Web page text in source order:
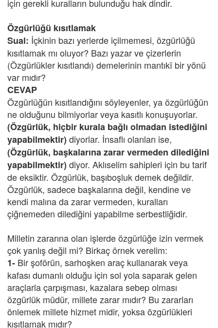
için gerekli kuralların bulunduğu hak dindir.
Özgürlüğü kısıtlamak
Sual: İçkinin bazı yerlerde içilmemesi, özgürlüğü
kısıtlamak mı oluyor? Bazı yazar ve çizerlerin
(Özgürlükler kısıtlandı) demelerinin mantıkî bir yönü
var mıdır?
CEVAP
Özgürlüğün kısıtlandığını söyleyenler, ya özgürlüğün
ne olduğunu bilmiyorlar veya kasıtlı konuşuyorlar.
(Özgürlük, hiçbir kurala bağlı olmadan istediğini
yapabilmektir) diyorlar. İnsaflı olanları ise,
(Özgürlük, başkalarına zarar vermeden dilediğini
yapabilmektir) diyor. Aklıselim sahipleri için bu tarif
de eksiktir. Özgürlük, başıboşluk demek değildir.
Özgürlük, sadece başkalarına değil, kendine ve
kendi malına da zarar vermeden, kuralları
çiğnemeden dilediğini yapabilme serbestliğidir.
Milletin zararına olan işlerde özgürlüğe izin vermek
çok yanlış değil mi? Birkaç örnek verelim:
1- Bir şoförün, sarhoşken araç kullanarak veya
kafası dumanlı olduğu için sol yola saparak gelen
araçlarla çarpışması, kazalara sebep olması
özgürlük müdür, millete zarar mıdır? Bu zararları
önlemek millete hizmet midir, yoksa özgürlükleri
kısıtlamak mıdır?